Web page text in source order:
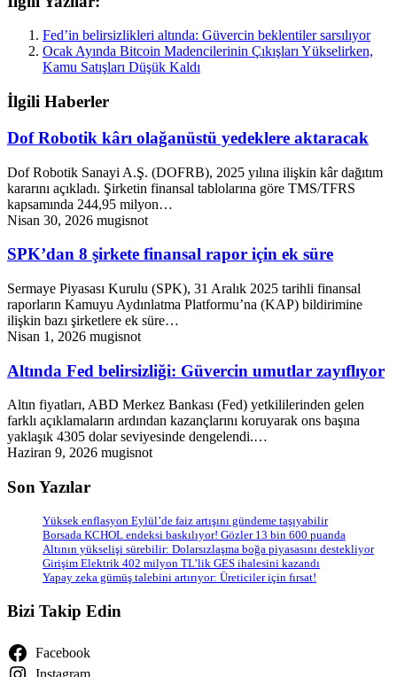
Fed’in belirsizlikleri altında: Güvercin beklentiler sarsılıyor
Ocak Ayında Bitcoin Madencilerinin Çıkışları Yükselirken,
Kamu Satışları Düşük Kaldı
İlgili Haberler
Dof Robotik kârı olağanüstü yedeklere aktaracak
Dof Robotik Sanayi A.Ş. (DOFRB), 2025 yılına ilişkin kâr dağıtım
kararını açıkladı. Şirketin finansal tablolarına göre TMS/TFRS
kapsamında 244,95 milyon…
Nisan 30, 2026 mugisnot
SPK’dan 8 şirkete finansal rapor için ek süre
Sermaye Piyasası Kurulu (SPK), 31 Aralık 2025 tarihli finansal
raporların Kamuyu Aydınlatma Platformu’na (KAP) bildirimine
ilişkin bazı şirketlere ek süre…
Nisan 1, 2026 mugisnot
Altında Fed belirsizliği: Güvercin umutlar zayıflıyor
Altın fiyatları, ABD Merkez Bankası (Fed) yetkililerinden gelen
farklı açıklamaların ardından kazançlarını koruyarak ons başına
yaklaşık 4305 dolar seviyesinde dengelendi.…
Haziran 9, 2026 mugisnot
Son Yazılar
Yüksek enflasyon Eylül’de faiz artışını gündeme taşıyabilir
Borsada KCHOL endeksi baskılıyor! Gözler 13 bin 600 puanda
Altının yükselişi sürebilir: Dolarsızlaşma boğa piyasasını destekliyor
Girişim Elektrik 402 milyon TL’lik GES ihalesini kazandı
Yapay zeka gümüş talebini artırıyor: Üreticiler için fırsat!
Bizi Takip Edin
Facebook
Instagram